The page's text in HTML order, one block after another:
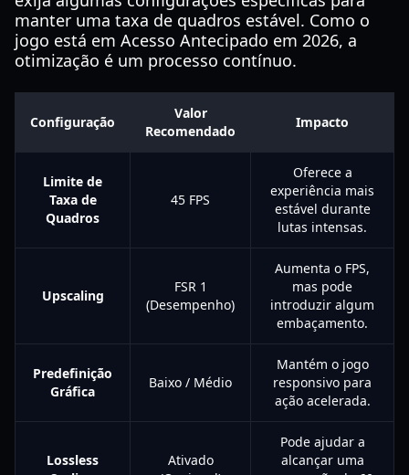
manter uma taxa de quadros estável. Como o
jogo está em Acesso Antecipado em 2026, a
otimização é um processo contínuo.
Configuração
Valor
Recomendado
Impacto
Limite de
Taxa de
Quadros
45 FPS
Oferece a
experiência mais
estável durante
lutas intensas.
Upscaling
FSR 1
(Desempenho)
Aumenta o FPS,
mas pode
introduzir algum
embaçamento.
Predefinição
Gráfica
Baixo / Médio
Mantém o jogo
responsivo para
ação acelerada.
Lossless
Ativado
Pode ajudar a
alcançar uma